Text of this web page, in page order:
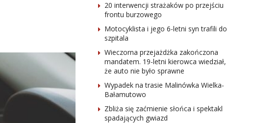
20 interwencji strażaków po przejściu
frontu burzowego
Motocyklista i jego 6-letni syn trafili do
szpitala
Wieczorna przejażdżka zakończona
mandatem. 19-letni kierowca wiedział,
że auto nie było sprawne
Wypadek na trasie Malinówka Wielka-
Bałamutowo
Zbliża się zaćmienie słońca i spektakl
spadających gwiazd